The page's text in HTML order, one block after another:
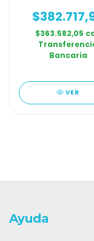
$363.582,05
Bancaria
VER
Ayuda